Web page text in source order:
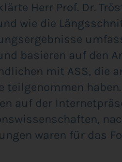
Herr Prof. Dr.
wie die
basie­ren auf den
mit ASS, die
auf der
waren für das